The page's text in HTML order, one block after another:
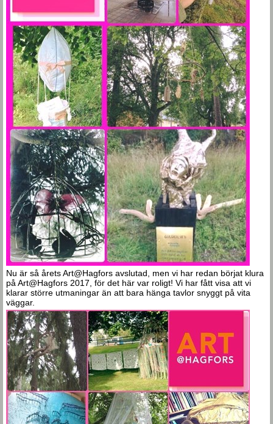
Nu är så årets Art@Hagfors avslutad, men vi har redan börjat klura
på Art@Hagfors 2017, för det här var roligt! Vi har fått visa att vi
klarar större utmaningar än att bara hänga tavlor snyggt på vita
väggar.